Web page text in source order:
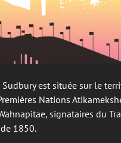
est située sur le
Nations
signataires du
1850.